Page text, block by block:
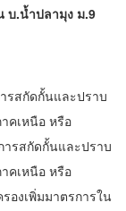
บ.น้ำปลามุง ม.9
รสกัดกั้นและปราบ
คเหนือ หรือ
ารสกัดกั้นและปราบ
คเหนือ หรือ
องเพิ่มมาตรการใน